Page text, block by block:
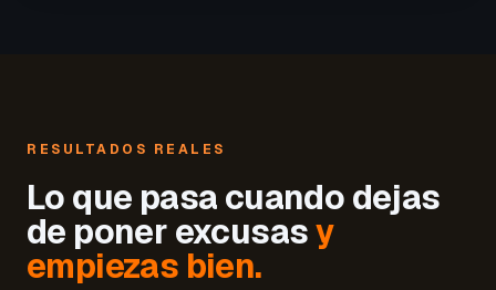
RESULTADOS REALES
Lo que pasa cuando dejas
de poner excusasy
empiezas bien.